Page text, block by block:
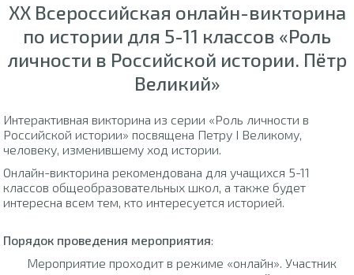
XX Всероссийская онлайн-викторина
по истории для 5-11 классов «Роль
личности в Российской истории. Пётр
Великий»
Интерактивная викторина из серии «Роль личности в
Российской истории» посвящена Петру I Великому,
человеку, изменившему ход истории.
Онлайн-викторина рекомендована для учащихся 5-11
классов общеобразовательных школ, а также будет
интересна всем тем, кто интересуется историей.
Порядок проведения мероприятия:
Мероприятие проходит в режиме «онлайн». Участник